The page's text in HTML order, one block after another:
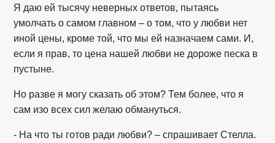
Я даю ей тысячу неверных ответов, пытаясь
умолчать о самом главном – о том, что у любви нет
иной цены, кроме той, что мы ей назначаем сами. И,
если я прав, то цена нашей любви не дороже песка в
пустыне.
Но разве я могу сказать об этом? Тем более, что я
сам изо всех сил желаю обмануться.
- На что ты готов ради любви? – спрашивает Стелла.